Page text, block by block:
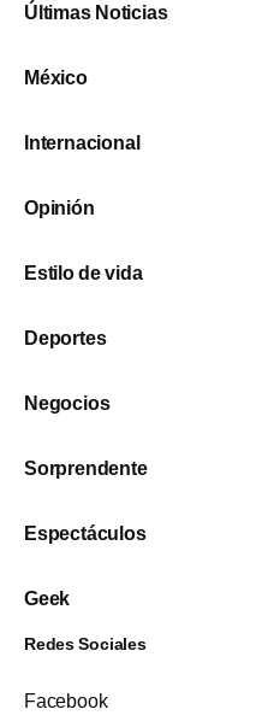
Últimas Noticias
México
Internacional
Opinión
Estilo de vida
Deportes
Negocios
Sorprendente
Espectáculos
Geek
Redes Sociales
Facebook